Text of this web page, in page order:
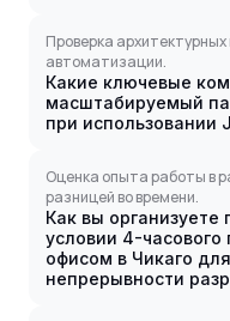
Проверка архитектурных
автоматизации.
Какие ключевые
масштабируемый
при использовании
Оценка опыта работы в
разницей во времени.
Как вы
условии 4-
офисом в Чикаго
непрерывности